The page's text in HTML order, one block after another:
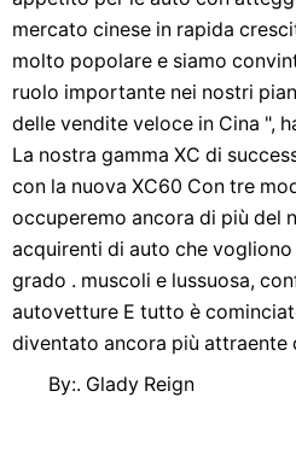
mercato cinese in rapida
molto popolare e siamo
ruolo importante nei nostri
delle vendite veloce in Cina ",
La nostra gamma XC di
con la nuova XC60 Con tre
occuperemo ancora di più del
acquirenti di auto che
grado . muscoli e lussuosa,
autovetture E tutto è
diventato ancora più attraente
By:. Glady Reign